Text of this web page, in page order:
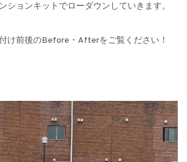
ションキットでローダウンしていきます。
け前後のBefore・Afterをご覧ください！